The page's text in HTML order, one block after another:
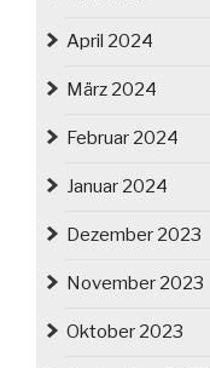
April 2024
März 2024
Februar 2024
Januar 2024
Dezember 2023
November 2023
Oktober 2023